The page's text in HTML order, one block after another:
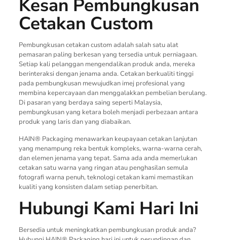
Kesan Pembungkusan
Cetakan Custom
Pembungkusan cetakan custom adalah salah satu alat
pemasaran paling berkesan yang tersedia untuk perniagaan.
Setiap kali pelanggan mengendalikan produk anda, mereka
berinteraksi dengan jenama anda. Cetakan berkualiti tinggi
pada pembungkusan mewujudkan imej profesional yang
membina kepercayaan dan menggalakkan pembelian berulang.
Di pasaran yang berdaya saing seperti Malaysia,
pembungkusan yang ketara boleh menjadi perbezaan antara
produk yang laris dan yang diabaikan.
HAIN® Packaging menawarkan keupayaan cetakan lanjutan
yang menampung reka bentuk kompleks, warna-warna cerah,
dan elemen jenama yang tepat. Sama ada anda memerlukan
cetakan satu warna yang ringan atau penghasilan semula
fotografi warna penuh, teknologi cetakan kami memastikan
kualiti yang konsisten dalam setiap penerbitan.
Hubungi Kami Hari Ini
Bersedia untuk meningkatkan pembungkusan produk anda?